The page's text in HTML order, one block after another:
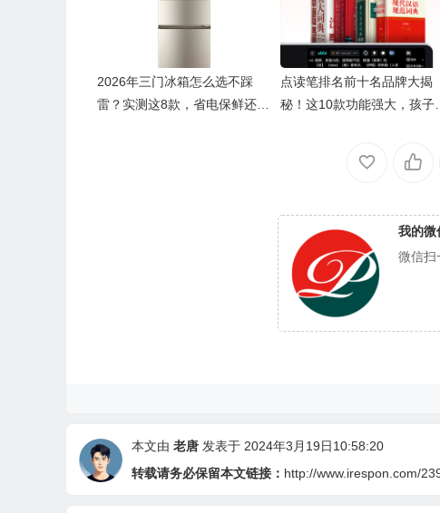
2026年三门冰箱怎么选不踩
雷？实测这8款，省电保鲜还实
点读笔排名前十名品牌大揭
秘！这10款功能强大，孩子
我的微
微信扫
本文由 老唐 发表于 2024年3月19日10:58:20
转载请务必保留本文链接： http://www.irespon.com/